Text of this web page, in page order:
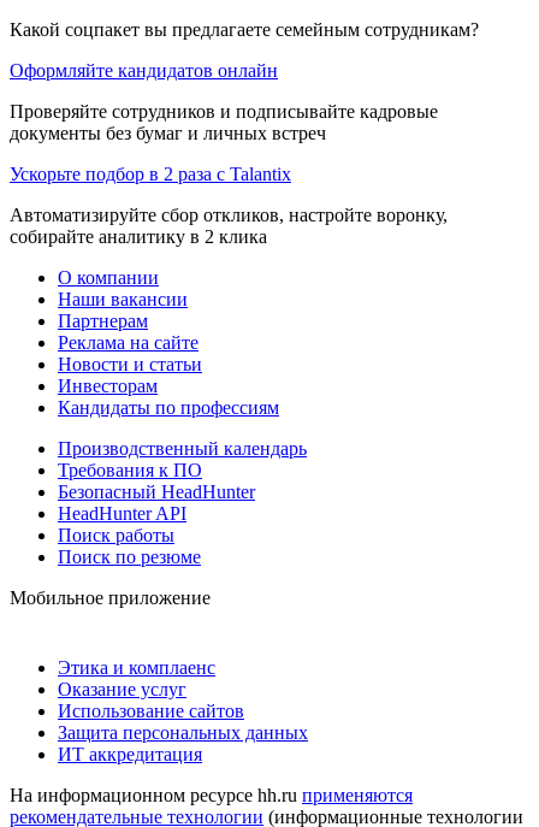
Какой соцпакет вы предлагаете семейным сотрудникам?
Оформляйте кандидатов онлайн
Проверяйте сотрудников и подписывайте кадровые
документы без бумаг и личных встреч
Ускорьте подбор в 2 раза с Talantix
Автоматизируйте сбор откликов, настройте воронку,
собирайте аналитику в 2 клика
О компании
Наши вакансии
Партнерам
Реклама на сайте
Новости и статьи
Инвесторам
Кандидаты по профессиям
Производственный календарь
Требования к ПО
Безопасный HeadHunter
HeadHunter API
Поиск работы
Поиск по резюме
Мобильное приложение
Этика и комплаенс
Оказание услуг
Использование сайтов
Защита персональных данных
ИТ аккредитация
На информационном ресурсе hh.ru применяются
рекомендательные технологии (информационные технологии